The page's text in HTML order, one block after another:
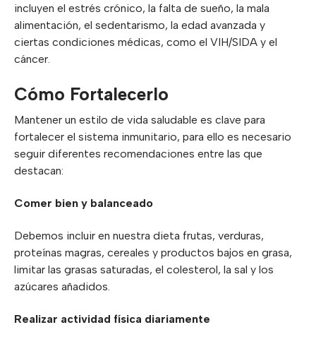
incluyen el estrés crónico, la falta de sueño, la mala
alimentación, el sedentarismo, la edad avanzada y
ciertas condiciones médicas, como el VIH/SIDA y el
cáncer.
Cómo Fortalecerlo
Mantener un estilo de vida saludable es clave para
fortalecer el sistema inmunitario, para ello es necesario
seguir diferentes recomendaciones entre las que
destacan:
Comer bien y balanceado
Debemos incluir en nuestra dieta frutas, verduras,
proteínas magras, cereales y productos bajos en grasa,
limitar las grasas saturadas, el colesterol, la sal y los
azúcares añadidos.
Realizar actividad física diariamente